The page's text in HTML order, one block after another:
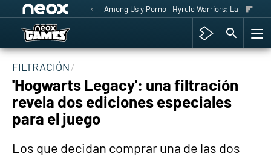
Among Us y Porno Hyrule Warriors: La Era del
FILTRACIÓN
'Hogwarts Legacy': una filtración
revela dos ediciones especiales
para el juego
Los que decidan comprar una de las dos